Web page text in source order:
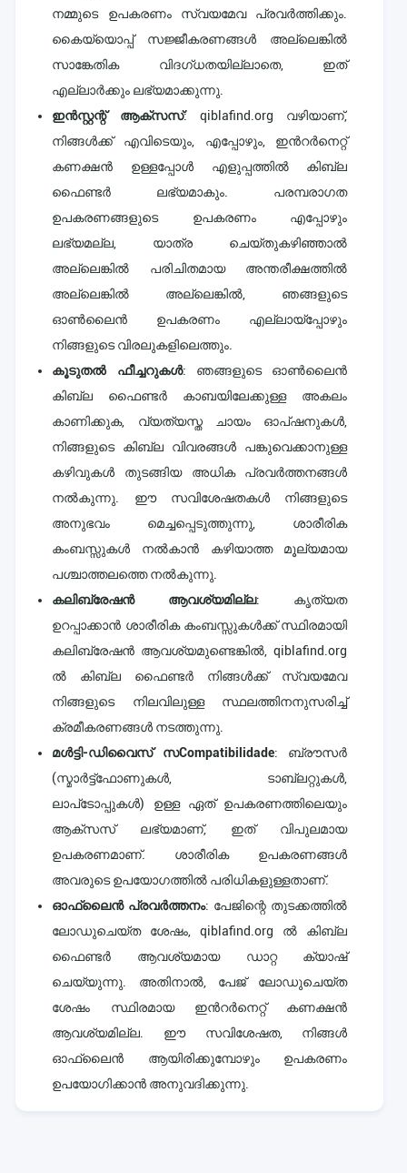
നമ്മുടെ ഉപകരണം സ്വയമേവ പ്രവർത്തിക്കും.
കൈയ്യൊപ്പ് സജ്ജീകരണങ്ങൾ അല്ലെങ്കിൽ
സാങ്കേതിക വിദഗ്ധതയില്ലാതെ, ഇത്
എല്ലാർക്കും ലഭ്യമാക്കുന്നു.
ഇൻസ്റ്റന്റ് ആക്‌സസ്: qiblafind.org വഴിയാണ്,
നിങ്ങൾക്ക് എവിടെയും, എപ്പോഴും, ഇൻറർനെറ്റ്
കണക്ഷൻ ഉള്ളപ്പോൾ എളുപ്പത്തിൽ കിബ്ല
ഫൈണ്ടർ ലഭ്യമാകും. പരമ്പരാഗത
ഉപകരണങ്ങളുടെ ഉപകരണം എപ്പോഴും
ലഭ്യമല്ല, യാത്ര ചെയ്തുകഴിഞ്ഞാൽ
അല്ലെങ്കിൽ പരിചിതമായ അന്തരീക്ഷത്തിൽ
അല്ലെങ്കിൽ അല്ലെങ്കിൽ, ഞങ്ങളുടെ
ഓൺലൈൻ ഉപകരണം എല്ലായ്പ്പോഴും
നിങ്ങളുടെ വിരലുകളിലെത്തും.
കൂടുതൽ ഫീച്ചറുകൾ: ഞങ്ങളുടെ ഓൺലൈൻ
കിബ്ല ഫൈണ്ടർ കാബയിലേക്കുള്ള അകലം
കാണിക്കുക, വ്യത്യസ്ത ചായം ഓപ്ഷനുകൾ,
നിങ്ങളുടെ കിബ്ല വിവരങ്ങൾ പങ്കുവെക്കാനുള്ള
കഴിവുകൾ തുടങ്ങിയ അധിക പ്രവർത്തനങ്ങൾ
നൽകുന്നു. ഈ സവിശേഷതകൾ നിങ്ങളുടെ
അനുഭവം മെച്ചപ്പെടുത്തുന്നു, ശാരീരിക
കംബസ്സുകൾ നൽകാൻ കഴിയാത്ത മൂല്യമായ
പശ്ചാത്തലത്തെ നൽകുന്നു.
കലിബ്രേഷൻ ആവശ്യമില്ല: കൃത്യത
ഉറപ്പാക്കാൻ ശാരീരിക കംബസ്സുകൾക്ക് സ്ഥിരമായി
കലിബ്രേഷൻ ആവശ്യമുണ്ടെങ്കിൽ, qiblafind.org
ൽ കിബ്ല ഫൈണ്ടർ നിങ്ങൾക്ക് സ്വയമേവ
നിങ്ങളുടെ നിലവിലുള്ള സ്ഥലത്തിനനുസരിച്ച്
ക്രമീകരണങ്ങൾ നടത്തുന്നു.
മൾട്ടി-ഡിവൈസ് സCompatibilidade: ബ്രൗസർ
(സ്മാർട്ട്ഫോണുകൾ, ടാബ്‌ലറ്റുകൾ,
ലാപ്‌ടോപ്പുകൾ) ഉള്ള ഏത് ഉപകരണത്തിലെയും
ആക്സസ് ലഭ്യമാണ്, ഇത് വിപുലമായ
ഉപകരണമാണ്. ശാരീരിക ഉപകരണങ്ങൾ
അവരുടെ ഉപയോഗത്തിൽ പരിധികളുള്ളതാണ്.
ഓഫ്ലൈൻ പ്രവർത്തനം: പേജിന്റെ തുടക്കത്തിൽ
ലോഡുചെയ്ത ശേഷം, qiblafind.org ൽ കിബ്ല
ഫൈണ്ടർ ആവശ്യമായ ഡാറ്റ ക്യാഷ്
ചെയ്യുന്നു. അതിനാൽ, പേജ് ലോഡുചെയ്ത
ശേഷം സ്ഥിരമായ ഇൻറർനെറ്റ് കണക്ഷൻ
ആവശ്യമില്ല. ഈ സവിശേഷത, നിങ്ങൾ
ഓഫ്‌ലൈൻ ആയിരിക്കുമ്പോഴും ഉപകരണം
ഉപയോഗിക്കാൻ അനുവദിക്കുന്നു.